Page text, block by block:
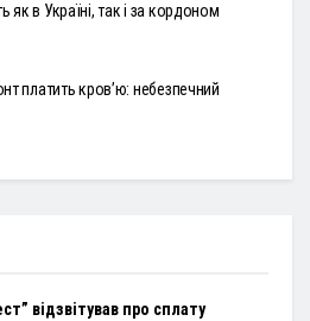
як в Україні, так і за кордоном
платить кров’ю: небезпечний
відзвітував про сплату